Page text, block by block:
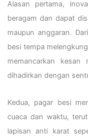
Alasan pertama,
beragam dan dapat
maupun anggaran.
besi tempa
memancarkan
dihadirkan dengan
Kedua, pagar besi
cuaca dan waktu,
lapisan anti karat